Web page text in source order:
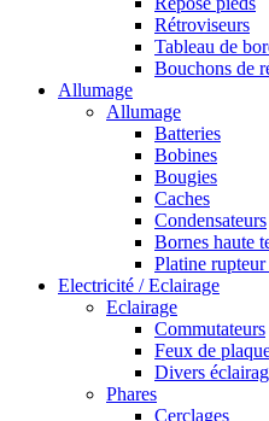
Rétroviseurs
Tableau de
Bouchons de
Allumage
Allumage
Batteries
Bobines
Bougies
Caches
Condensateurs
Bornes haute
Platine
Electricité / Eclairage
Eclairage
Commutateurs
Feux de
Divers
Phares
Cerclages